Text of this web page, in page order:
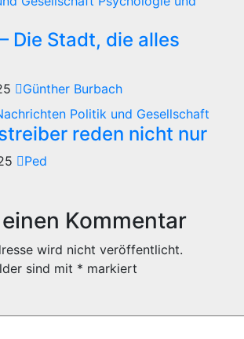
Die Stadt, die alles
Günther Burbach
Politik und Gesellschaft
reden nicht nur
Ped
Kommentar
wird nicht veröffentlicht.
sind mit * markiert